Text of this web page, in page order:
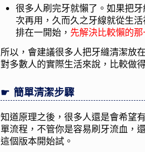
很多人刷完牙就懶了。如果把
次再用，久而久之牙線就從生
排在一開始， 先解決比較懶的
所以，會建議很多人把牙縫清潔放
對多數人的實際生活來說，比較做
簡單清潔步驟
知道原理之後，很多人還是會希望
單流程，不管你是容易刷牙流血，
這個版本開始試。